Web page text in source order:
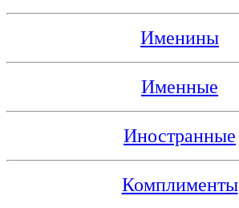
Именины
Именные
Иностранные
Комплименты